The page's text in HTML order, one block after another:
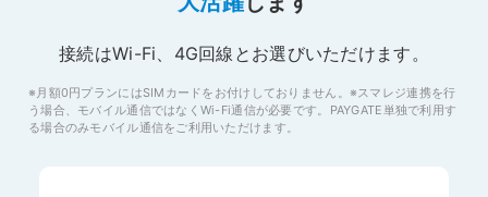
接続はWi-Fi、4G回線とお選びいただけます。
※月額0円プランにはSIMカードをお付けしておりません。※スマレジ連携を行
う場合、モバイル通信ではなくWi-Fi通信が必要です。PAYGATE単独で利用す
る場合のみモバイル通信をご利用いただけます。